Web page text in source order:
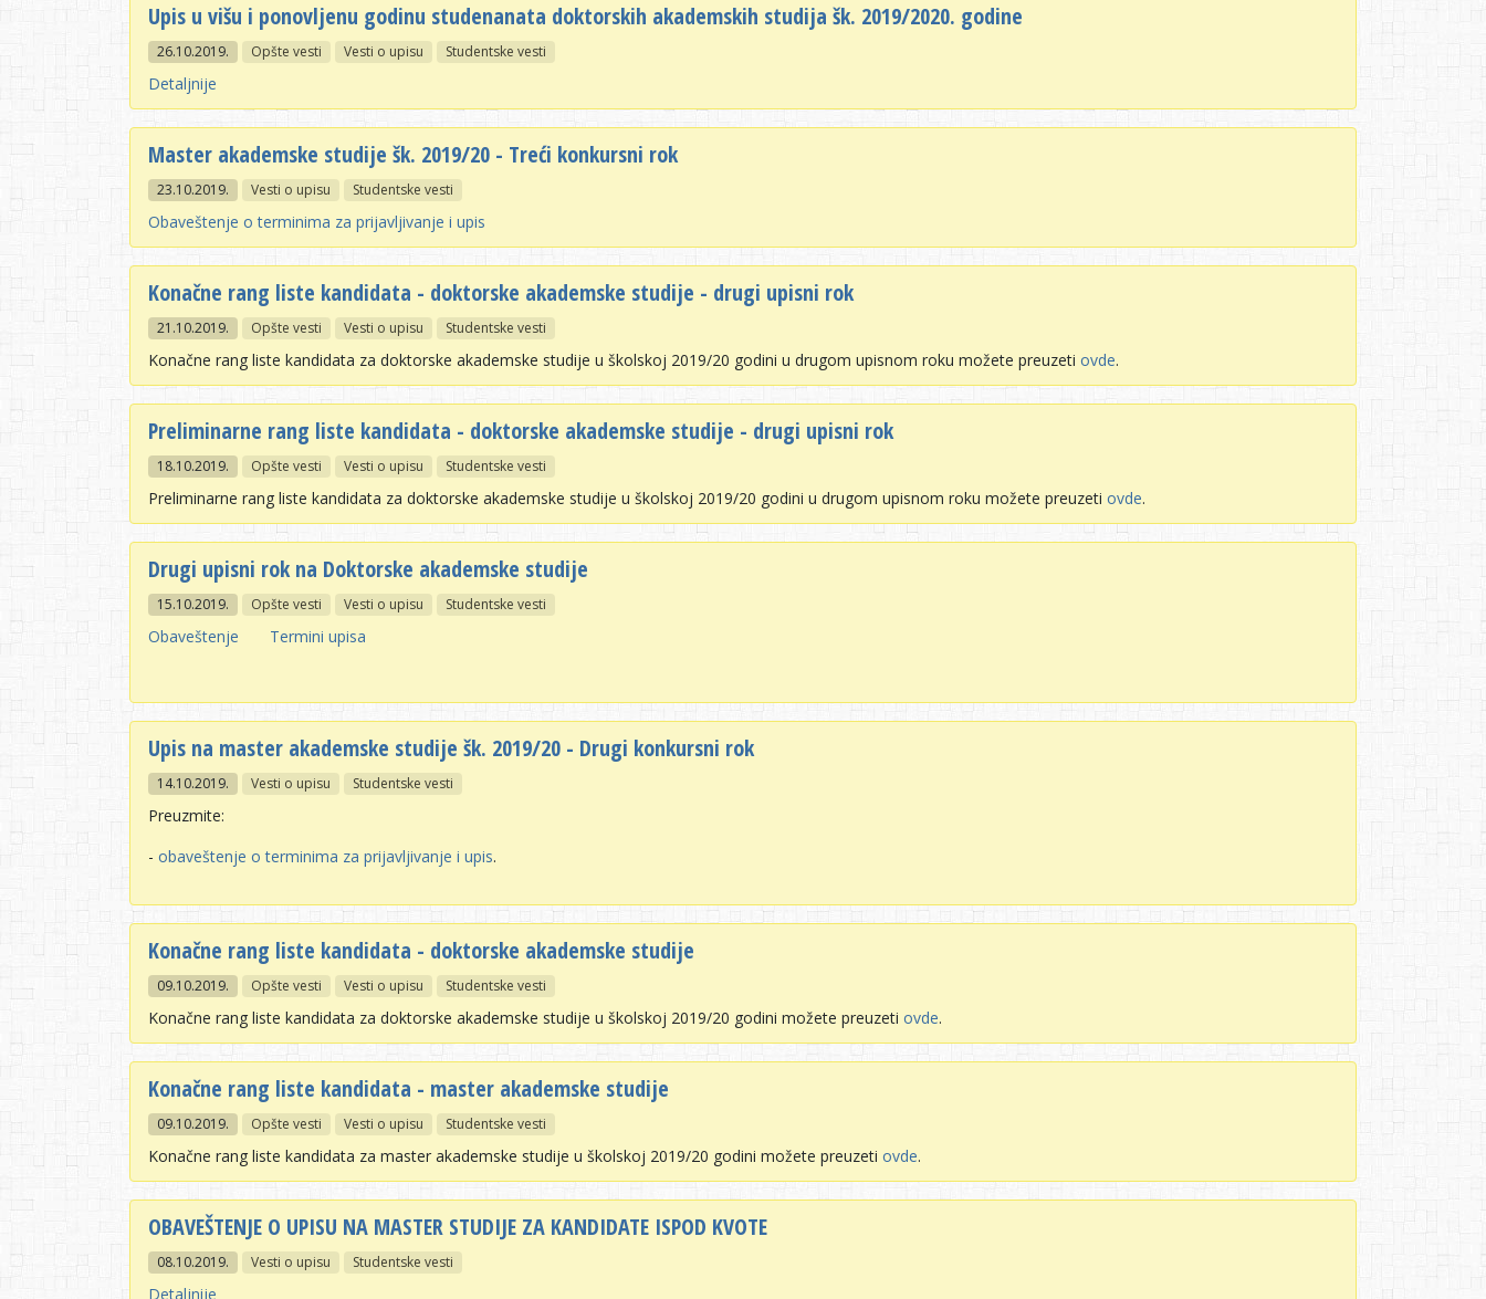
Upis u višu i ponovljenu godinu studenanata doktorskih akademskih studija šk. 2019/2020. godine
26.10.2019. Opšte vesti Vesti o upisu Studentske vesti
Detaljnije
Master akademske studije šk. 2019/20 - Treći konkursni rok
23.10.2019. Vesti o upisu Studentske vesti
Obaveštenje o terminima za prijavljivanje i upis
Konačne rang liste kandidata - doktorske akademske studije - drugi upisni rok
21.10.2019. Opšte vesti Vesti o upisu Studentske vesti
Konačne rang liste kandidata za doktorske akademske studije u školskoj 2019/20 godini u drugom upisnom roku možete preuzeti ovde.
Preliminarne rang liste kandidata - doktorske akademske studije - drugi upisni rok
18.10.2019. Opšte vesti Vesti o upisu Studentske vesti
Preliminarne rang liste kandidata za doktorske akademske studije u školskoj 2019/20 godini u drugom upisnom roku možete preuzeti ovde.
Drugi upisni rok na Doktorske akademske studije
15.10.2019. Opšte vesti Vesti o upisu Studentske vesti
Obaveštenje Termini upisa
Upis na master akademske studije šk. 2019/20 - Drugi konkursni rok
14.10.2019. Vesti o upisu Studentske vesti
Preuzmite:
- obaveštenje o terminima za prijavljivanje i upis.
Konačne rang liste kandidata - doktorske akademske studije
09.10.2019. Opšte vesti Vesti o upisu Studentske vesti
Konačne rang liste kandidata za doktorske akademske studije u školskoj 2019/20 godini možete preuzeti ovde.
Konačne rang liste kandidata - master akademske studije
09.10.2019. Opšte vesti Vesti o upisu Studentske vesti
Konačne rang liste kandidata za master akademske studije u školskoj 2019/20 godini možete preuzeti ovde.
OBAVEŠTENJE O UPISU NA MASTER STUDIJE ZA KANDIDATE ISPOD KVOTE
08.10.2019. Vesti o upisu Studentske vesti
Detaljnije